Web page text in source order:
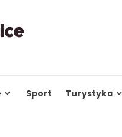
Sport Turystyka